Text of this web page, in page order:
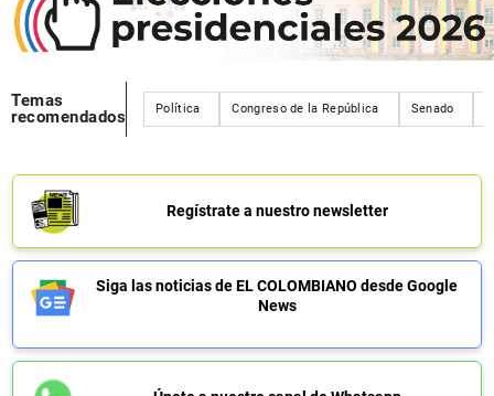
Temas
recomendados
Política Congreso de la República Senado
Regístrate a nuestro newsletter
Siga las noticias de EL COLOMBIANO desde Google
News